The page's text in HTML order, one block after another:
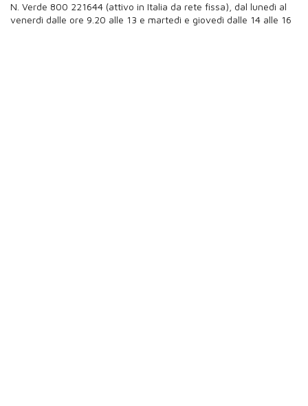
N. Verde 800 221644 (attivo in Italia da rete fissa), dal lunedì al
venerdì dalle ore 9.20 alle 13 e martedì e giovedì dalle 14 alle 16